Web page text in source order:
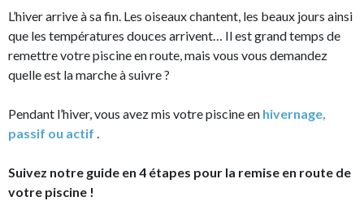
L’hiver arrive à sa fin. Les oiseaux chantent, les beaux jours ainsi
que les températures douces arrivent… Il est grand temps de
remettre votre piscine en route, mais vous vous demandez
quelle est la marche à suivre ?
Pendant l’hiver, vous avez mis votre piscine en hivernage,
passif ou actif .
Suivez notre guide en 4 étapes pour la remise en route de
votre piscine !